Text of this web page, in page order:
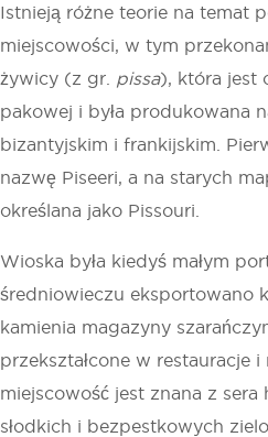
Istnieją różne teorie na temat
miejscowości, w tym
żywicy (z gr. pissa), która jest
pakowej i była produkowana
bizantyjskim i frankijskim.
nazwę Piseeri, a na starych
określana jako Pissouri.
Wioska była kiedyś małym
średniowieczu eksportowano
kamienia magazyny
przekształcone w restauracje
miejscowość jest znana z sera
słodkich i bezpestkowych